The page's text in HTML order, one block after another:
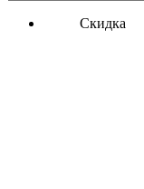
Скидка